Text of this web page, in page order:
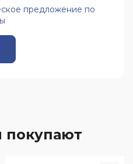
предложение по
покупают